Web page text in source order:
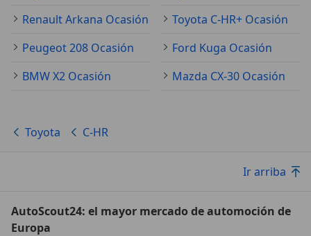
Renault Arkana Ocasión
Toyota C-HR+ Ocasión
Peugeot 208 Ocasión
Ford Kuga Ocasión
BMW X2 Ocasión
Mazda CX-30 Ocasión
Toyota C-HR
Ir arriba
AutoScout24: el mayor mercado de automoción de
Europa